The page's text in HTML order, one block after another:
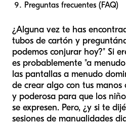
Preguntas frecuentes (FAQ)
¿Alguna vez te has
tubos de cartón y
podemos conjurar hoy?" Si
es probablemente "a
las pantallas a menudo
de crear algo con tus manos
y poderosa para que los
se expresen. Pero, ¿y si te
sesiones de manualidades